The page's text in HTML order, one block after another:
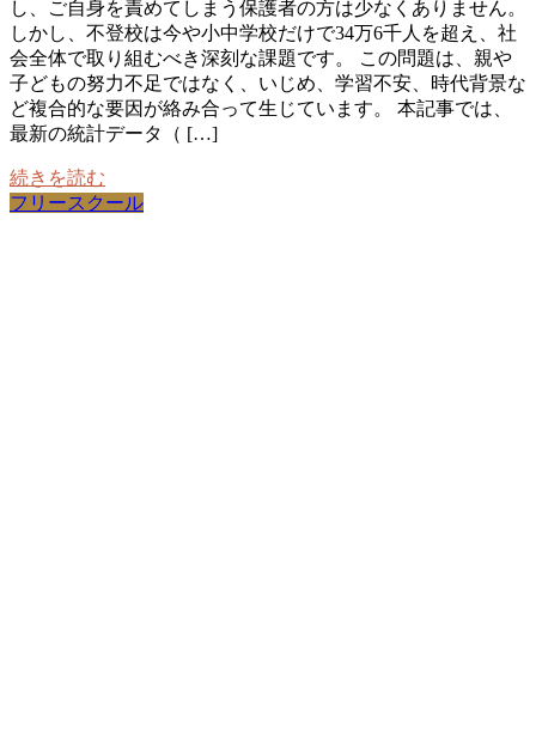
し、ご自身を責めてしまう保護者の方は少なくありません。
しかし、不登校は今や小中学校だけで34万6千人を超え、社
会全体で取り組むべき深刻な課題です。 この問題は、親や
子どもの努力不足ではなく、いじめ、学習不安、時代背景な
ど複合的な要因が絡み合って生じています。 本記事では、
最新の統計データ（ […]
続きを読む
フリースクール